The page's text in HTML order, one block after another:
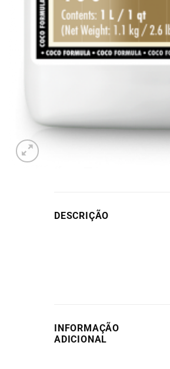
DESCRIÇÃO
INFORMAÇÃO
ADICIONAL